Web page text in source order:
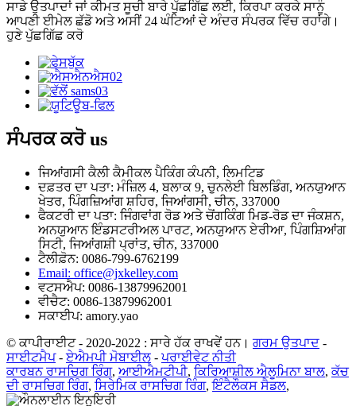
ਸਾਡੇ ਉਤਪਾਦਾਂ ਜਾਂ ਕੀਮਤ ਸੂਚੀ ਬਾਰੇ ਪੁੱਛਗਿੱਛ ਲਈ, ਕਿਰਪਾ ਕਰਕੇ ਸਾਨੂੰ
ਆਪਣੀ ਈਮੇਲ ਛੱਡੋ ਅਤੇ ਅਸੀਂ 24 ਘੰਟਿਆਂ ਦੇ ਅੰਦਰ ਸੰਪਰਕ ਵਿੱਚ ਰਹਾਂਗੇ।
ਹੁਣੇ ਪੁੱਛਗਿੱਛ ਕਰੋ
ਸੰਪਰਕ ਕਰੋus
ਜਿਆਂਗਸੀ ਕੈਲੀ ਕੈਮੀਕਲ ਪੈਕਿੰਗ ਕੰਪਨੀ, ਲਿਮਟਿਡ
ਦਫ਼ਤਰ ਦਾ ਪਤਾ: ਮੰਜ਼ਿਲ 4, ਬਲਾਕ 9, ਚੁਨਲੇਈ ਬਿਲਡਿੰਗ, ਅਨਯੁਆਨ
ਖੇਤਰ, ਪਿੰਗਜ਼ਿਆਂਗ ਸ਼ਹਿਰ, ਜਿਆਂਗਸੀ, ਚੀਨ, 337000
ਫੈਕਟਰੀ ਦਾ ਪਤਾ: ਜਿੰਗਵਾਂਗ ਰੋਡ ਅਤੇ ਚੋਂਗਕਿੰਗ ਮਿਡ-ਰੋਡ ਦਾ ਜੰਕਸ਼ਨ,
ਅਨਯੁਆਨ ਇੰਡਸਟਰੀਅਲ ਪਾਰਟ, ਅਨਯੁਆਨ ਏਰੀਆ, ਪਿੰਗਸ਼ਿਆਂਗ
ਸਿਟੀ, ਜਿਆਂਗਸ਼ੀ ਪ੍ਰਾਂਤ, ਚੀਨ, 337000
ਟੈਲੀਫ਼ੋਨ: 0086-799-6762199
Email: office@jxkelley.com
ਵਟਸਐਪ: 0086-13879962001
ਵੀਚੈਟ: 0086-13879962001
ਸਕਾਈਪ: amory.yao
© ਕਾਪੀਰਾਈਟ - 2020-2022 : ਸਾਰੇ ਹੱਕ ਰਾਖਵੇਂ ਹਨ। ਗਰਮ ਉਤਪਾਦ -
ਸਾਈਟਮੈਪ-ਏਐਮਪੀ ਮੋਬਾਈਲ -ਪਰਾਈਵੇਟ ਨੀਤੀ
ਕਾਰਬਨ ਰਾਸਚਿਗ ਰਿੰਗ, ਆਈਐਮਟੀਪੀ, ਕਿਰਿਆਸ਼ੀਲ ਐਲੂਮਿਨਾ ਬਾਲ,ਕੱਚ
ਦੀ ਰਾਸਚਿਗ ਰਿੰਗ, ਸਿਰੇਮਿਕ ਰਾਸਚਿਗ ਰਿੰਗ,ਇੰਟੈਲੌਕਸ ਸੈਡਲ,